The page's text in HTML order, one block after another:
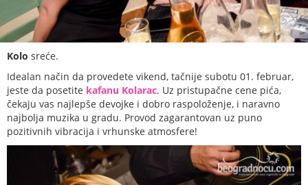
Kolo sreće.
Idealan način da provedete vikend, tačnije subotu 01. februar,
jeste da posetite kafanu Kolarac. Uz pristupačne cene pića,
čekaju vas najlepše devojke i dobro raspoloženje, i naravno
najbolja muzika u gradu. Provod zagarantovan uz puno
pozitivnih vibracija i vrhunske atmosfere!